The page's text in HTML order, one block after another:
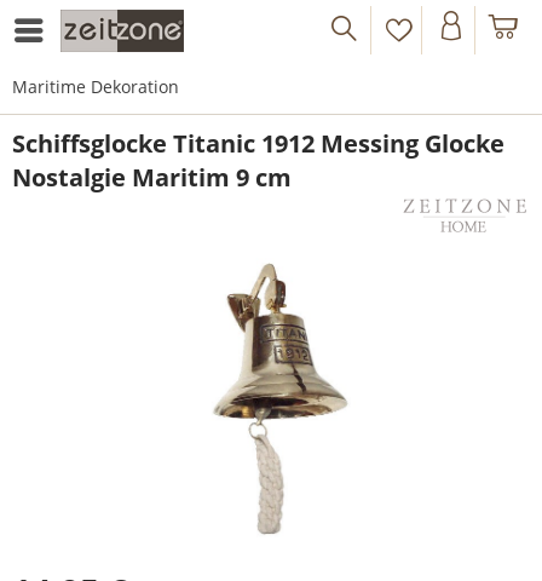
Maritime Dekoration
Schiffsglocke Titanic 1912 Messing Glocke
Nostalgie Maritim 9 cm